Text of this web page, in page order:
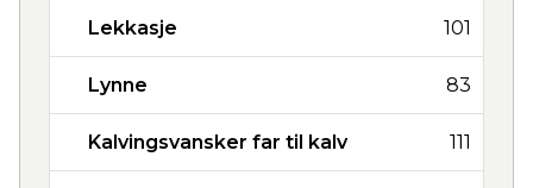
Lekkasje 101
Lynne 83
Kalvingsvansker far til kalv 111